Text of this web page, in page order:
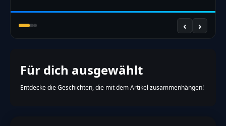
‹ ›
Für dich ausgewählt
Entdecke die Geschichten, die mit dem Artikel zusammenhängen!